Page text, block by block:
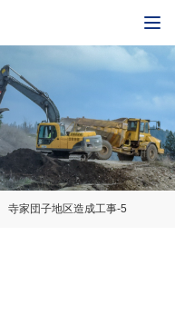
寺家団子地区造成工事-5